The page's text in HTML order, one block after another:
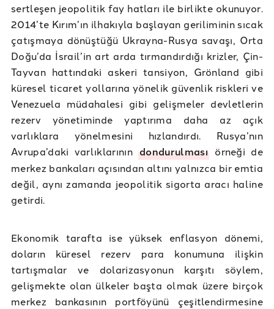
sertleşen jeopolitik fay hatları ile birlikte okunuyor.
2014’te Kırım’ın ilhakıyla başlayan geriliminin sıcak
çatışmaya dönüştüğü Ukrayna-Rusya savaşı, Orta
Doğu’da İsrail’in art arda tırmandırdığı krizler, Çin-
Tayvan hattındaki askeri tansiyon, Grönland gibi
küresel ticaret yollarına yönelik güvenlik riskleri ve
Venezuela müdahalesi gibi gelişmeler devletlerin
rezerv yönetiminde yaptırıma daha az açık
varlıklara yönelmesini hızlandırdı. Rusya’nın
Avrupa’daki varlıklarınındondurulmasıörneği de
merkez bankaları açısından altını yalnızca bir emtia
değil, aynı zamanda jeopolitik sigorta aracı haline
getirdi.
Ekonomik tarafta ise yüksek enflasyon dönemi,
doların küresel rezerv para konumuna ilişkin
tartışmalar ve dolarizasyonun karşıtı söylem,
gelişmekte olan ülkeler başta olmak üzere birçok
merkez bankasının portföyünü çeşitlendirmesine